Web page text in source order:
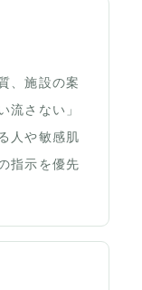
、施設の案
流さない」
人や敏感肌
指示を優先